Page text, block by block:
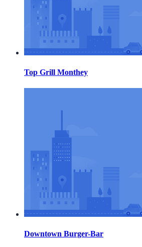
Top Grill Monthey
Downtown Burger-Bar